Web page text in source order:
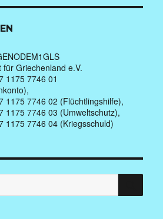
Griechenland e.V.
1175 7746 01
1175 7746 02 (Flüchtlingshilfe),
1175 7746 03 (Umweltschutz),
1175 7746 04 (Kriegsschuld)